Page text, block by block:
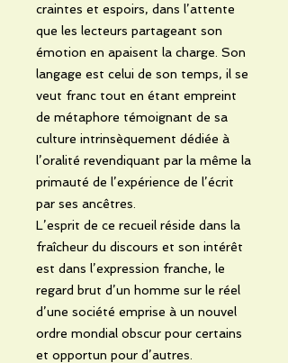
craintes et espoirs, dans l’attente
que les lecteurs partageant son
émotion en apaisent la charge. Son
langage est celui de son temps, il se
veut franc tout en étant empreint
de métaphore témoignant de sa
culture intrinsèquement dédiée à
l’oralité revendiquant par la même la
primauté de l’expérience de l’écrit
par ses ancêtres.
L’esprit de ce recueil réside dans la
fraîcheur du discours et son intérêt
est dans l’expression franche, le
regard brut d’un homme sur le réel
d’une société emprise à un nouvel
ordre mondial obscur pour certains
et opportun pour d’autres.